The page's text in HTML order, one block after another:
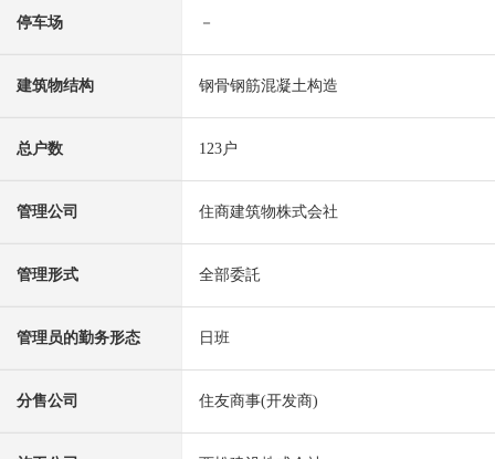
停车场 －
建筑物结构 钢骨钢筋混凝土构造
总户数 123户
管理公司 住商建筑物株式会社
管理形式 全部委託
管理员的勤务形态 日班
分售公司 住友商事(开发商)